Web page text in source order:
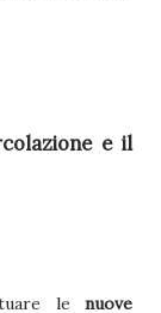
e il
le nuove